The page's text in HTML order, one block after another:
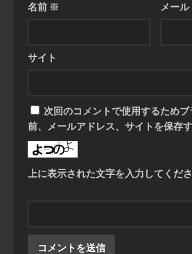
名前 ※ メール
サイト
次回のコメントで使用するため
前、メールアドレス、サイトを保存す
上に表示された文字を入力してくださ